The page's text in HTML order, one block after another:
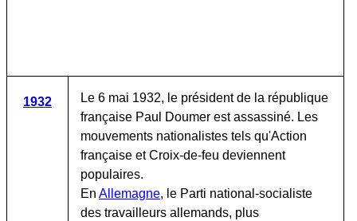
1932
Le 6 mai 1932, le président de la république
française Paul Doumer est assassiné. Les
mouvements nationalistes tels qu'Action
française et Croix-de-feu deviennent
populaires.
En Allemagne, le Parti national-socialiste
des travailleurs allemands, plus